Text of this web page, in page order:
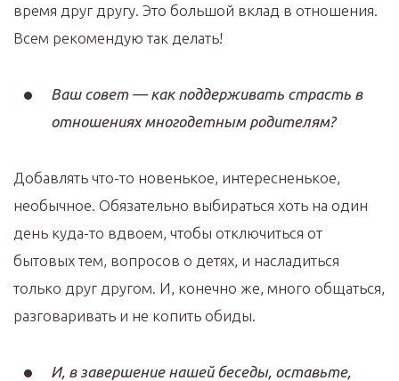
время друг другу. Это большой вклад в отношения.
Всем рекомендую так делать!
Ваш совет — как поддерживать страсть в
отношениях многодетным родителям?
Добавлять что-то новенькое, интересненькое,
необычное. Обязательно выбираться хоть на один
день куда-то вдвоем, чтобы отключиться от
бытовых тем, вопросов о детях, и насладиться
только друг другом. И, конечно же, много общаться,
разговаривать и не копить обиды.
И, в завершение нашей беседы, оставьте,